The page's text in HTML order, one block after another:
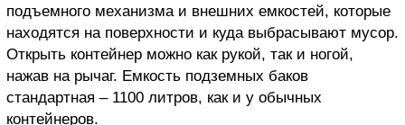
подъемного механизма и внешних емкостей, которые
находятся на поверхности и куда выбрасывают мусор.
Открыть контейнер можно как рукой, так и ногой,
нажав на рычаг. Емкость подземных баков
стандартная – 1100 литров, как и у обычных
контейнеров.